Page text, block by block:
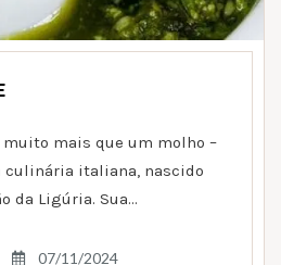
muito mais que um molho –
italiana, nascido
da Ligúria. Sua…
07/11/2024